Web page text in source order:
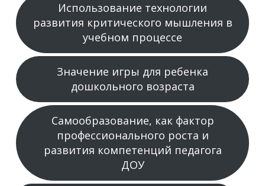
Использование технологии
развития критического мышления в
учебном процессе
Значение игры для ребенка
дошкольного возраста
Самообразование, как фактор
профессионального роста и
развития компетенций педагога
ДОУ